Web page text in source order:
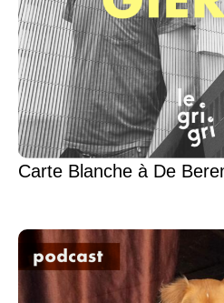
Carte Blanche à De